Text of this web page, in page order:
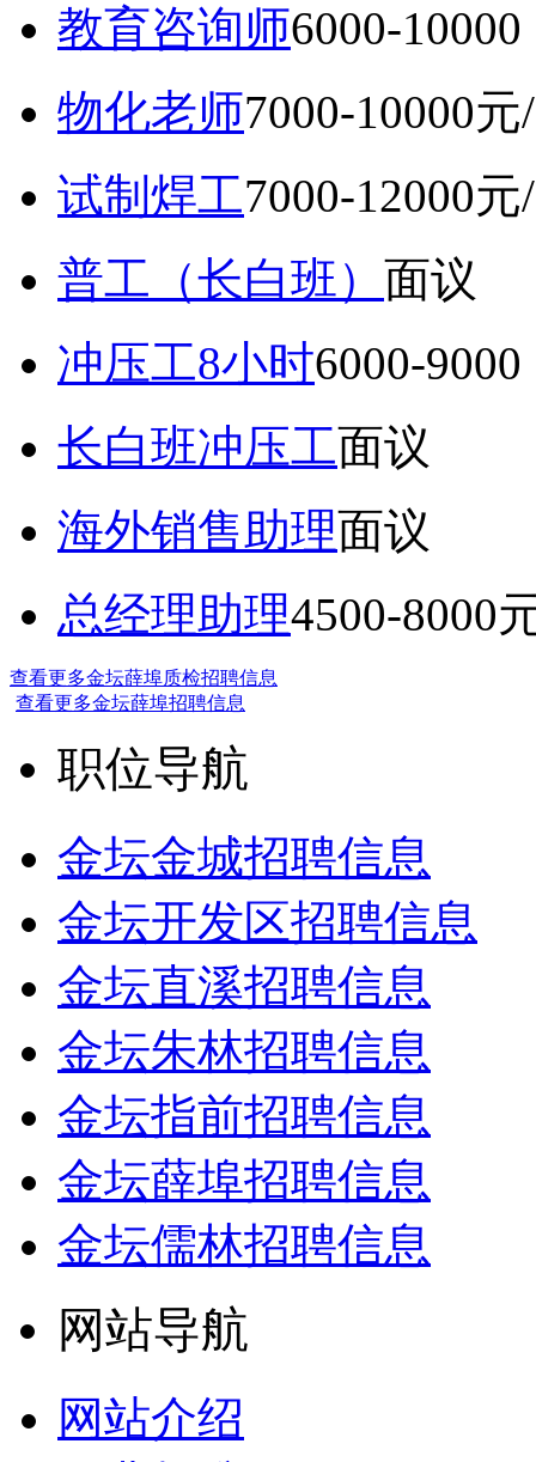
教育咨询师6000-
物化老师7000-10000元
试制焊工7000-12000元
普工（长白班） 面议
冲压工8小时6000-
长白班冲压工面议
海外销售助理面议
总经理助理4500-8000
查看更多金坛薛埠质检招聘信息
查看更多金坛薛埠招聘信息
职位导航
金坛金城招聘信息
金坛开发区招聘信息
金坛直溪招聘信息
金坛朱林招聘信息
金坛指前招聘信息
金坛薛埠招聘信息
金坛儒林招聘信息
网站导航
网站介绍